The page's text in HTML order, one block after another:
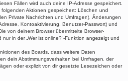
Fällen wird auch deine IP-Adresse gespeichert.
Aktionen gespeichert: Löschen und
Private Nachrichten und Umfragen), Änderungen
Kontoaktivierung, Benutzer-Passwort) und
von deinem Browser übermittelte Browser-
in der „Wer ist online?“-Funktion angezeigt und
des Boards, dass weitere Daten
dein Abstimmungsverhalten bei Umfragen, der
oder explizit von dir gesetzte Lesezeichen oder